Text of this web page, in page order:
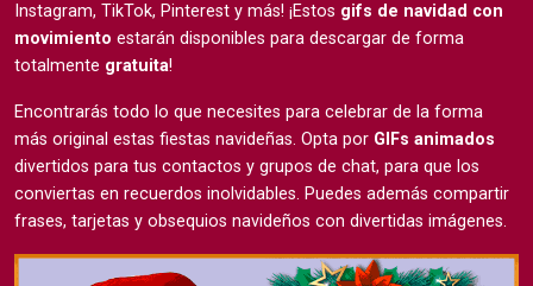
Instagram, TikTok, Pinterest y más! ¡Estos gifs de navidad con
movimiento estarán disponibles para descargar de forma
totalmente gratuita!
Encontrarás todo lo que necesites para celebrar de la forma
más original estas fiestas navideñas. Opta por GIFs animados
divertidos para tus contactos y grupos de chat, para que los
conviertas en recuerdos inolvidables. Puedes además compartir
frases, tarjetas y obsequios navideños con divertidas imágenes.